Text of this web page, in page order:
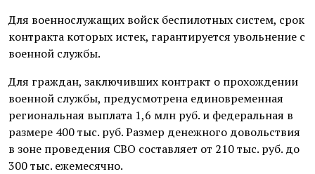
Для военнослужащих войск беспилотных систем, срок
контракта которых истек, гарантируется увольнение с
военной службы.
Для граждан, заключивших контракт о прохождении
военной службы, предусмотрена единовременная
региональная выплата 1,6 млн руб. и федеральная в
размере 400 тыс. руб. Размер денежного довольствия
в зоне проведения СВО составляет от 210 тыс. руб. до
300 тыс. ежемесячно.